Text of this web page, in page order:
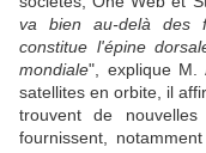
va bien au-delà des
constitue l'épine
mondiale", explique M.
satellites en orbite, il
trouvent de
fournissent,